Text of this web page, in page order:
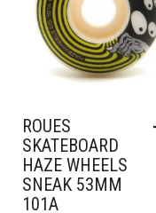
ROUES
SKATEBOARD
HAZE WHEELS
SNEAK 53MM
101A